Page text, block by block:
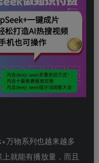
万物系列也越来越多
就能有播放量，而且